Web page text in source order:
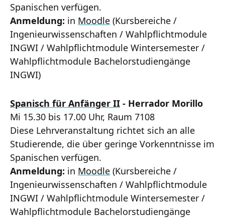
Spanischen verfügen.
Anmeldung: in Moodle (Kursbereiche /
Ingenieurwissenschaften / Wahlpflichtmodule
INGWI / Wahlpflichtmodule Wintersemester /
Wahlpflichtmodule Bachelorstudiengänge
INGWI)
Spanisch für Anfänger II - Herrador Morillo
Mi 15.30 bis 17.00 Uhr, Raum 7108
Diese Lehrveranstaltung richtet sich an alle
Studierende, die über geringe Vorkenntnisse im
Spanischen verfügen.
Anmeldung: in Moodle (Kursbereiche /
Ingenieurwissenschaften / Wahlpflichtmodule
INGWI / Wahlpflichtmodule Wintersemester /
Wahlpflichtmodule Bachelorstudiengänge